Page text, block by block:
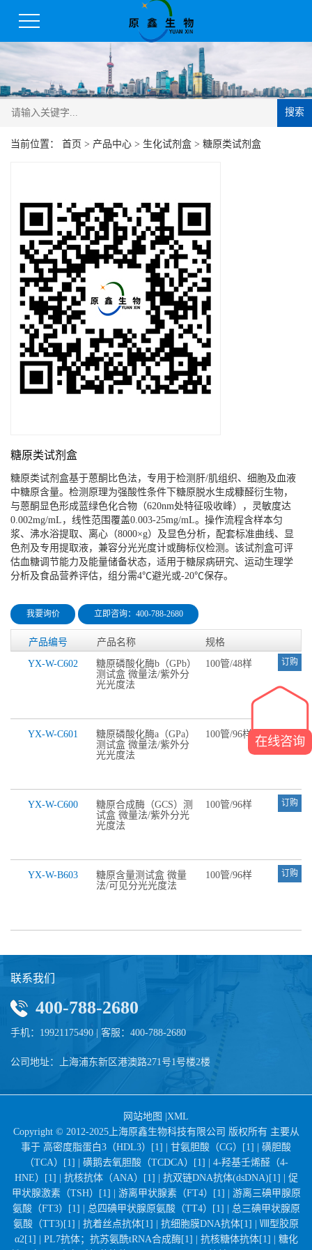
搜索
当前位置： 首页 > 产品中心 > 生化试剂盒 > 糖原类试剂盒
糖原类试剂盒
糖原类试剂盒基于蒽酮比色法，专用于检测肝/肌组织、细胞及血液
中糖原含量。检测原理为强酸性条件下糖原脱水生成糠醛衍生物，
与蒽酮显色形成蓝绿色化合物（620nm处特征吸收峰），灵敏度达
0.002mg/mL，线性范围覆盖0.003-25mg/mL。操作流程含样本匀
浆、沸水浴提取、离心（8000×g）及显色分析，配套标准曲线、显
色剂及专用提取液，兼容分光光度计或酶标仪检测。该试剂盒可评
估血糖调节能力及能量储备状态，适用于糖尿病研究、运动生理学
分析及食品营养评估，组分需4℃避光或-20℃保存。
我要询价 立即咨询：400-788-2680
产品编号 产品名称 规格
YX-W-C602
糖原磷酸化酶b（GPb）
测试盒 微量法/紫外分
光光度法
100管/48样 订购
YX-W-C601
糖原磷酸化酶a（GPa）
测试盒 微量法/紫外分
光光度法
100管/96样 订购
YX-W-C600
糖原合成酶（GCS）测
试盒 微量法/紫外分光
光度法
100管/96样 订购
YX-W-B603
糖原含量测试盒 微量
法/可见分光光度法
100管/96样 订购
联系我们
400-788-2680
手机：19921175490 | 客服：400-788-2680
公司地址：上海浦东新区港澳路271号1号楼2楼
网站地图
XML
Copyright © 2012-2025上海原鑫生物科技有限公司 版权所有 主要从
事于 高密度脂蛋白3（HDL3）[1] | 甘氨胆酸（CG）[1] | 磺胆酸
（TCA）[1] | 磺鹅去氧胆酸（TCDCA）[1] | 4-羟基壬烯醛（4-
HNE）[1] | 抗核抗体（ANA）[1] | 抗双链DNA抗体(dsDNA)[1] | 促
甲状腺激素（TSH）[1] | 游离甲状腺素（FT4）[1] | 游离三碘甲腺原
氨酸（FT3）[1] | 总四碘甲状腺原氨酸（TT4）[1] | 总三碘甲状腺原
氨酸（TT3)[1] | 抗着丝点抗体[1] | 抗细胞膜DNA抗体[1] | Ⅷ型胶原
α2[1] | PL7抗体；抗苏氨酰tRNA合成酶[1] | 抗核糖体抗体[1] | 糖化
在线咨询